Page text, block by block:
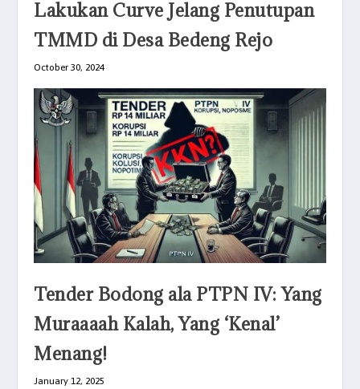
Lakukan Curve Jelang Penutupan
TMMD di Desa Bedeng Rejo
October 30, 2024
Tender Bodong ala PTPN IV: Yang
Muraaaah Kalah, Yang ‘Kenal’
Menang!
January 12, 2025